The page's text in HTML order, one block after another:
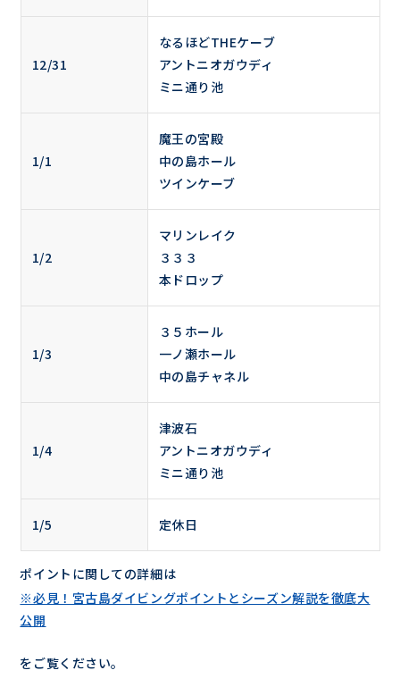
12/31
なるほどTHEケーブ
アントニオガウディ
ミニ通り池
1/1
魔王の宮殿
中の島ホール
ツインケーブ
1/2
マリンレイク
３３３
本ドロップ
1/3
３５ホール
一ノ瀬ホール
中の島チャネル
1/4
津波石
アントニオガウディ
ミニ通り池
1/5 定休日
ポイントに関しての詳細は
※必見！宮古島ダイビングポイントとシーズン解説を徹底大
公開
をご覧ください。